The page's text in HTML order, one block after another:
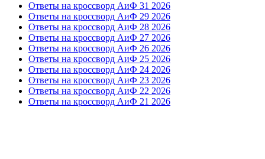
Ответы на кроссворд АиФ 31 2026
Ответы на кроссворд АиФ 29 2026
Ответы на кроссворд АиФ 28 2026
Ответы на кроссворд АиФ 27 2026
Ответы на кроссворд АиФ 26 2026
Ответы на кроссворд АиФ 25 2026
Ответы на кроссворд АиФ 24 2026
Ответы на кроссворд АиФ 23 2026
Ответы на кроссворд АиФ 22 2026
Ответы на кроссворд АиФ 21 2026